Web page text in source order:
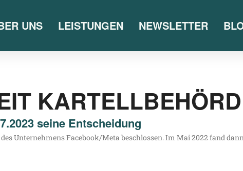
UNS LEISTUNGEN NEWSLETTER
seine Entscheidung
Unter­neh­mens Facebook/​Meta beschlos­sen. Im Mai 2022 fand